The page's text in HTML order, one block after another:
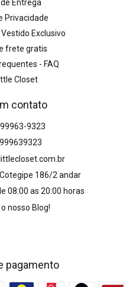
Entrega
Privacidade
Exclusivo
frete gratis
- FAQ
Closet
contato
9323
186/2 andar
08:00 as 20:00 horas
nosso Blog!
pagamento